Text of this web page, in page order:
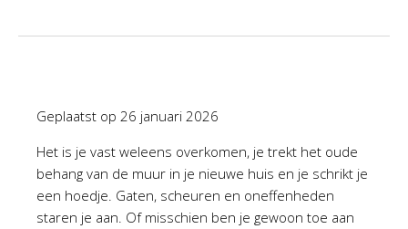
Geplaatst op 26 januari 2026
Het is je vast weleens overkomen, je trekt het oude
behang van de muur in je nieuwe huis en je schrikt je
een hoedje. Gaten, scheuren en oneffenheden
staren je aan. Of misschien ben je gewoon toe aan